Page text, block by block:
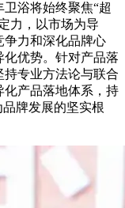
浴将始终聚焦“超
力，以市场为导
争力和深化品牌心
优势。针对产品落
专业方法论与联合
化产品落地体系，持
牌发展的坚实根